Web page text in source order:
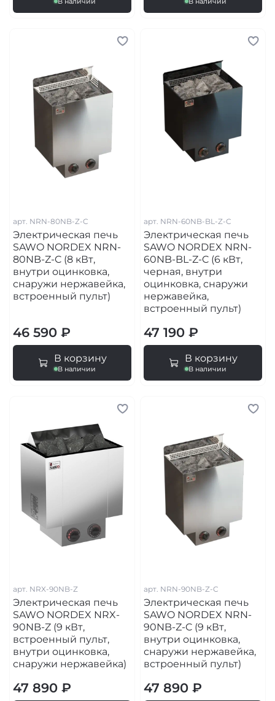
арт. NRN-80NB-Z-C
Электрическая печь
SAWO NORDEX NRN-
80NB-Z-C (8 кВт,
внутри оцинковка,
снаружи нержавейка,
встроенный пульт)
46 590 ₽
В корзину
В наличии
арт. NRN-60NB-BL-Z-C
Электрическая печь
SAWO NORDEX NRN-
60NB-BL-Z-C (6 кВт,
черная, внутри
оцинковка, снаружи
нержавейка,
встроенный пульт)
47 190 ₽
В корзину
В наличии
арт. NRX-90NB-Z
Электрическая печь
SAWO NORDEX NRX-
90NB-Z (9 кВт,
встроенный пульт,
внутри оцинковка,
снаружи нержавейка)
47 890 ₽
арт. NRN-90NB-Z-C
Электрическая печь
SAWO NORDEX NRN-
90NB-Z-C (9 кВт,
внутри оцинковка,
снаружи нержавейка,
встроенный пульт)
47 890 ₽